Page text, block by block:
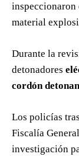
inspeccionaron
material
Durante la
detonadores
cordón
Los policías
Fiscalía
investigación